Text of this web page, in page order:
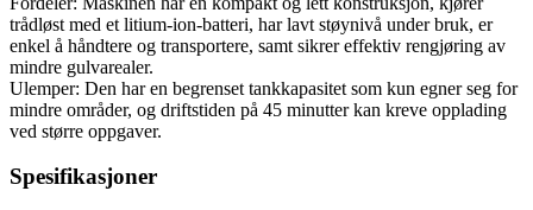
trådløst med et litium-ion-batteri, har lavt støynivå under bruk, er
enkel å håndtere og transportere, samt sikrer effektiv rengjøring av
mindre gulvarealer.
Ulemper: Den har en begrenset tankkapasitet som kun egner seg for
mindre områder, og driftstiden på 45 minutter kan kreve opplading
ved større oppgaver.
Spesifikasjoner